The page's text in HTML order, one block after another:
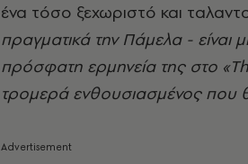
ένα τόσο ξεχωριστό και
πραγματικά την Πάμελα - είναι
πρόσφατη ερμηνεία της στο
τρομερά ενθουσιασμένος που